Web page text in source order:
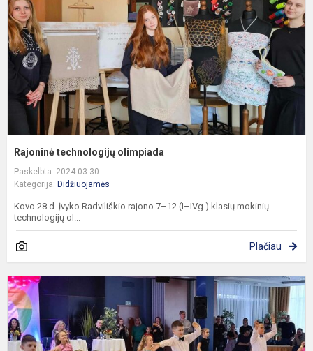
Rajoninė technologijų olimpiada
Paskelbta: 2024-03-30
Kategorija: Didžiuojamės
Kovo 28 d. įvyko Radviliškio rajono 7–12 (I–IVg.) klasių mokinių
technologijų ol...
Plačiau